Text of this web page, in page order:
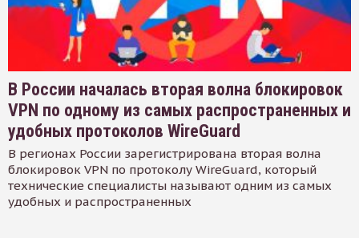
В России началась вторая волна блокировок
VPN по одному из самых распространенных и
удобных протоколов WireGuard
В регионах России зарегистрирована вторая волна
блокировок VPN по протоколу WireGuard, который
технические специалисты называют одним из самых
удобных и распространенных